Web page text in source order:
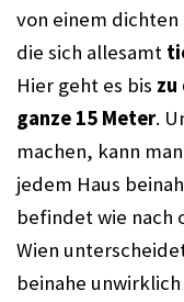
von einem
die sich allesamt
Hier geht es bis zu
ganze 15 Meter.
machen, kann
jedem Haus
befindet wie nach
Wien
beinahe